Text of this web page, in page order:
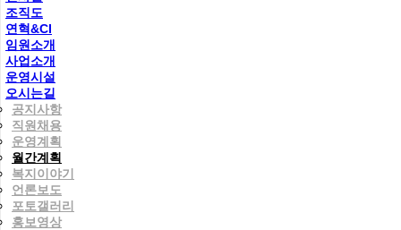
조직도
연혁&CI
임원소개
사업소개
운영시설
오시는길
공지사항
직원채용
운영계획
월간계획
복지이야기
언론보도
포토갤러리
홍보영상